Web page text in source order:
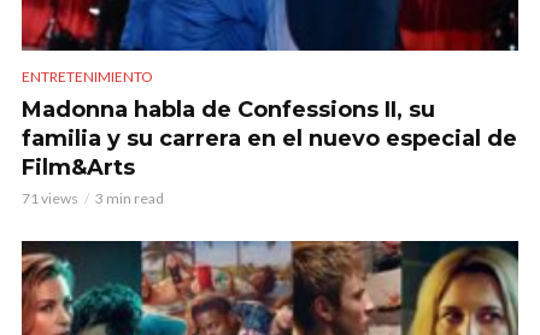
ENTRETENIMIENTO
Madonna habla de Confessions II, su
familia y su carrera en el nuevo especial de
Film&Arts
71 views 3 min read